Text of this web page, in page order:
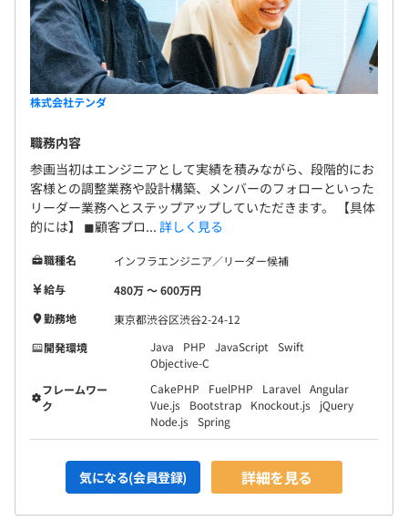
株式会社テンダ
職務内容
参画当初はエンジニアとして実績を積みながら、段階的にお
客様との調整業務や設計構築、メンバーのフォローといった
リーダー業務へとステップアップしていただきます。 【具体
的には】 ◼︎顧客プロ... 詳しく見る
職種名
インフラエンジニア／リーダー候補
給与
480万 〜 600万円
勤務地
東京都渋谷区渋谷2-24-12
開発環境
Java PHP JavaScript
Swift
Objective-C
フレームワー
ク
CakePHP FuelPHP Laravel Angular
Vue.js
Bootstrap Knockout.js
jQuery
Node.js Spring
気になる(会員登録) 詳細を見る